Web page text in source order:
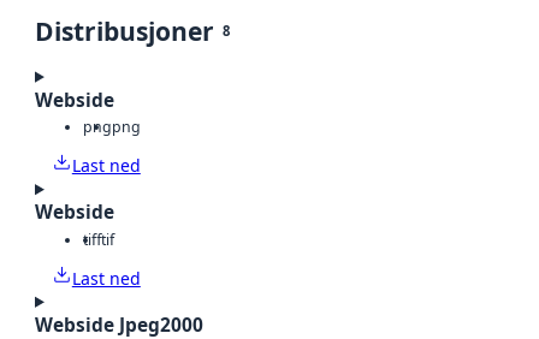
Distribusjoner 8
Webside
pngpng
Last ned
Webside
tifftif
Last ned
Webside Jpeg2000